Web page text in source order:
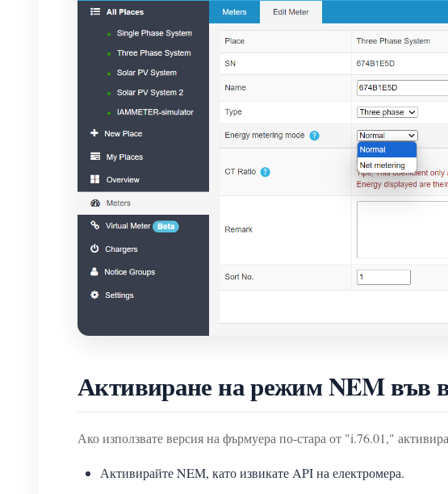
Активиране на режим NEM във
Ако използвате версия на фърмуера по-стара от "i.76.01,"
Активирайте NEM, като извикате API на електромера.